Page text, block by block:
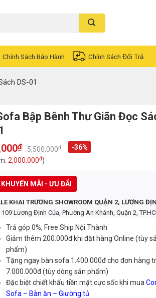
Chính Sách Bảo Hành Chính Sách Đổi Trả
DS-01
Bập Bênh Thư Giãn Đọc
5,500,000₫
₫
-36%
2,000,000₫)
KHUYẾN MÃI - ƯU ĐÃI
KHAI TRƯƠNG SHOWROOM QUẬN 2, LƯƠNG
Lương Định Của, Phường An Khánh, Quận 2,
Trả góp 0%, Free Ship Nội Thành
Giảm thêm 200.000đ khi đặt hàng Online (tùy
phẩm)
Tặng ngay bàn sofa 1.400.000đ cho đơn hàng
7.000.000đ (tùy dòng sản phẩm)
Đặc biệt chiết khấu tiền mặt cực sốc khi mua
Sofa – Bàn ăn – Giường tủ